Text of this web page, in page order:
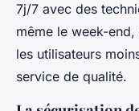
7j/7 avec des
même le week-
les utilisateurs
service de qualité.